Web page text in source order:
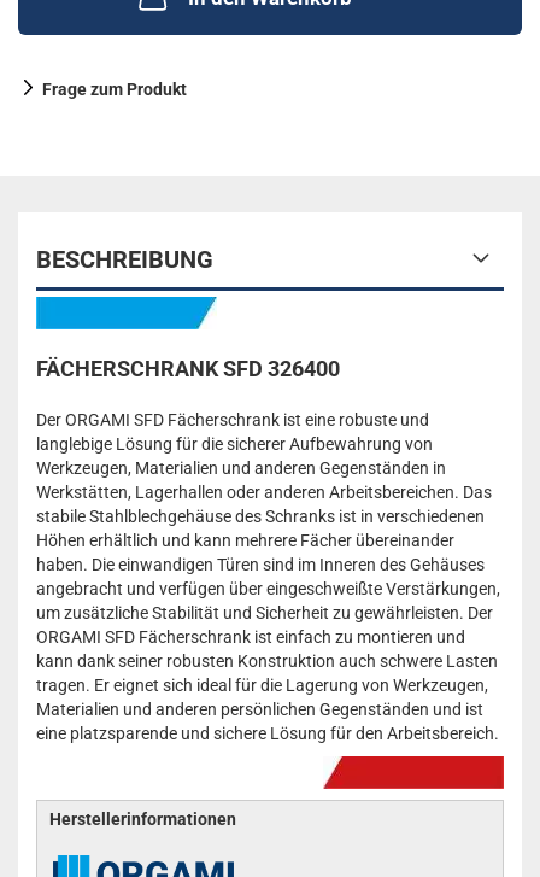
Frage zum Produkt
BESCHREIBUNG
FÄCHERSCHRANK SFD 326400
Der ORGAMI SFD Fächerschrank ist eine robuste und
langlebige Lösung für die sicherer Aufbewahrung von
Werkzeugen, Materialien und anderen Gegenständen in
Werkstätten, Lagerhallen oder anderen Arbeitsbereichen. Das
stabile Stahlblechgehäuse des Schranks ist in verschiedenen
Höhen erhältlich und kann mehrere Fächer übereinander
haben. Die einwandigen Türen sind im Inneren des Gehäuses
angebracht und verfügen über eingeschweißte Verstärkungen,
um zusätzliche Stabilität und Sicherheit zu gewährleisten. Der
ORGAMI SFD Fächerschrank ist einfach zu montieren und
kann dank seiner robusten Konstruktion auch schwere Lasten
tragen. Er eignet sich ideal für die Lagerung von Werkzeugen,
Materialien und anderen persönlichen Gegenständen und ist
eine platzsparende und sichere Lösung für den Arbeitsbereich.
Herstellerinformationen